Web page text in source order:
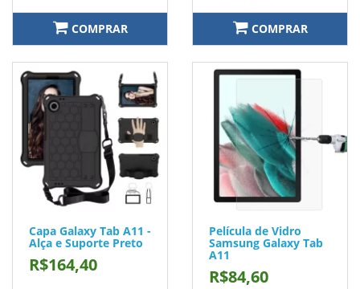
COMPRAR COMPRAR
Capa Galaxy Tab A11 -
Alça e Suporte Preto
R$164,40
Película de Vidro
Samsung Galaxy Tab
A11
R$84,60